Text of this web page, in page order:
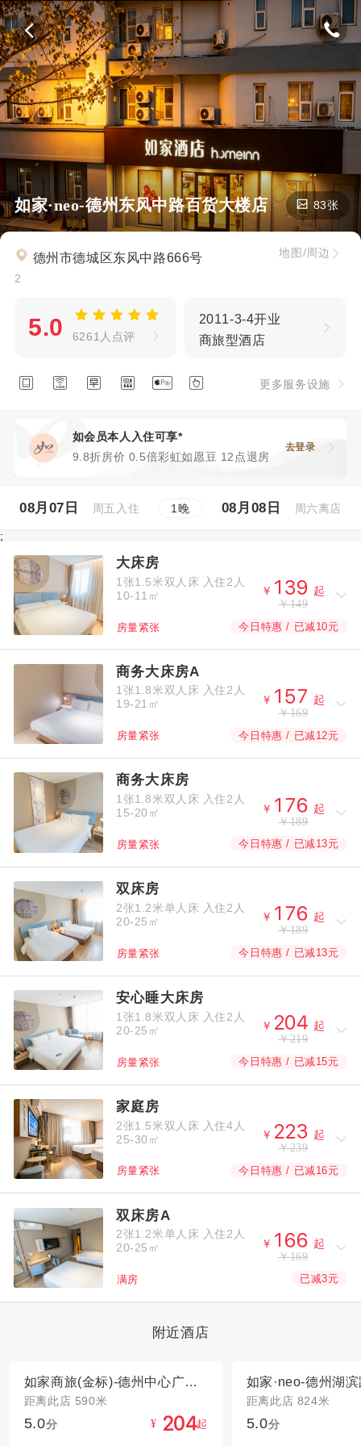
如家·neo-德州东风中路百货大楼店 83张
德州市德城区东风中路666号
2
地图/周边
5.0 6261人点评
2011-3-4开业
商旅型酒店
      更多服务设施
如会员本人入住可享*
9.8折房价 0.5倍彩虹如愿豆 12点退房
去登录
08月07日 周五入住 1晚 08月08日 周六离店
;
大床房
1张1.5米双人床 入住2人
10-11㎡
￥  
起
￥149
房量紧张 今日特惠 / 已减10元
商务大床房A
1张1.8米双人床 入住2人
19-21㎡
￥   
起
￥169
房量紧张 今日特惠 / 已减12元
商务大床房
1张1.8米双人床 入住2人
15-20㎡
￥   起
￥189
房量紧张 今日特惠 / 已减13元
双床房
2张1.2米单人床 入住2人
20-25㎡
￥   起
￥189
房量紧张 今日特惠 / 已减13元
安心睡大床房
1张1.8米双人床 入住2人
20-25㎡
￥  起
￥219
房量紧张 今日特惠 / 已减15元
家庭房
2张1.5米双人床 入住4人
25-30㎡
￥  起
￥239
房量紧张 今日特惠 / 已减16元
双床房A
2张1.2米单人床 入住2人
20-25㎡
￥   起
￥169
满房 已减3元
附近酒店
如家商旅(金标)-德州中心广场巴黎城店
距离此店 590米
5.0分 ¥ 起
距离此店 824米
5.0分